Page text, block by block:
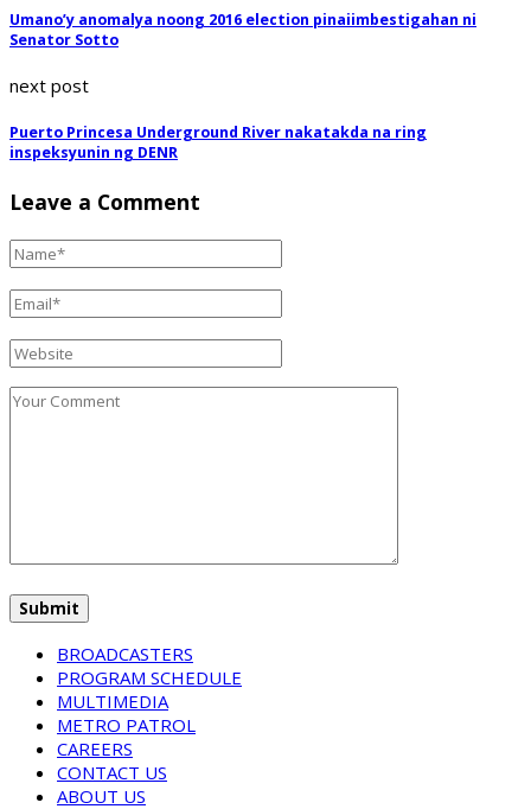
Umano’y anomalya noong 2016 election pinaiimbestigahan ni
Senator Sotto
next post
Puerto Princesa Underground River nakatakda na ring
inspeksyunin ng DENR
Leave a Comment
BROADCASTERS
PROGRAM SCHEDULE
MULTIMEDIA
METRO PATROL
CAREERS
CONTACT US
ABOUT US